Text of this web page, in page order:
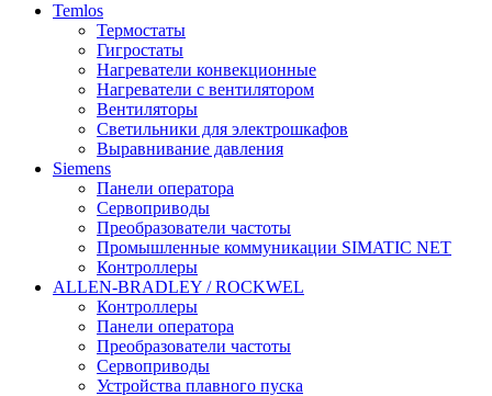
Temlos
Термостаты
Гигростаты
Нагреватели конвекционные
Нагреватели с вентилятором
Вентиляторы
Светильники для электрошкафов
Выравнивание давления
Siemens
Панели оператора
Сервоприводы
Преобразователи частоты
Промышленные коммуникации SIMATIC NET
Контроллеры
ALLEN-BRADLEY / ROCKWEL
Контроллеры
Панели оператора
Преобразователи частоты
Сервоприводы
Устройства плавного пуска